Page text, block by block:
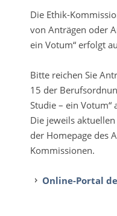
Die Ethik-
von Anträgen oder
ein Votum“ erfolgt
Bitte reichen Sie
15 der
Studie – ein
Die jeweils
der Homepage des
Kommissionen.
Online-Portal